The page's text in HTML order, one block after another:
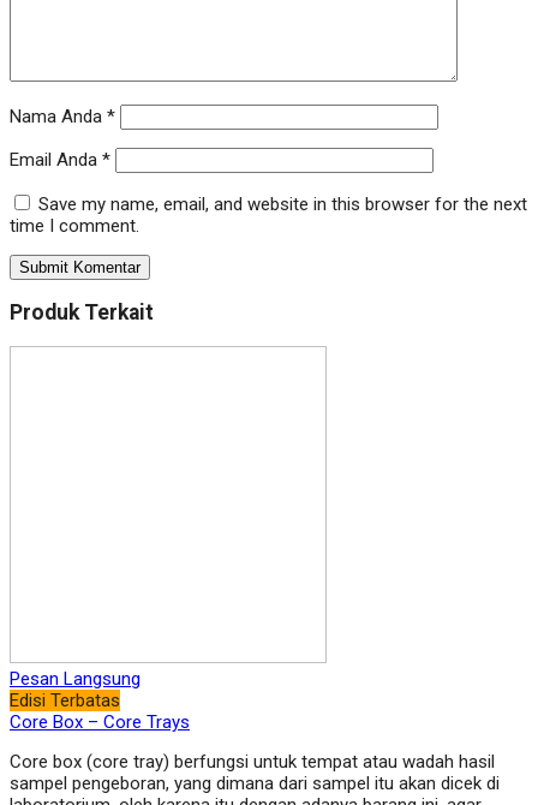
Nama Anda *
Email Anda *
Save my name, email, and website in this browser for the next
time I comment.
Produk Terkait
Pesan Langsung
Edisi Terbatas
Core Box – Core Trays
Core box (core tray) berfungsi untuk tempat atau wadah hasil
sampel pengeboran, yang dimana dari sampel itu akan dicek di